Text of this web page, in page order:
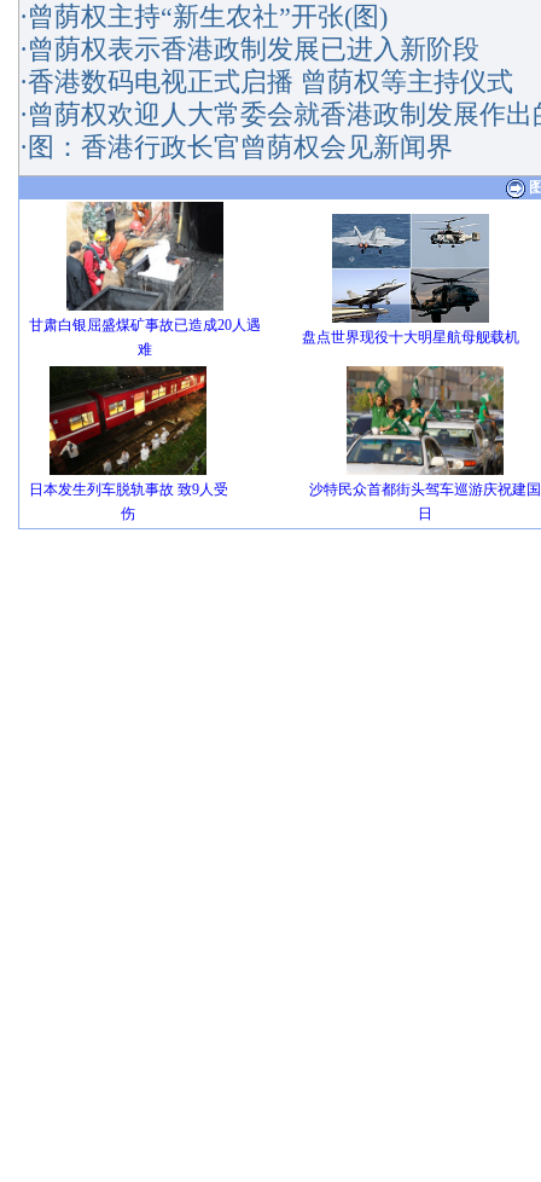
·曾荫权主持“新生农社”开张(图)
·曾荫权表示香港政制发展已进入新阶段
·香港数码电视正式启播 曾荫权等主持仪式
·曾荫权欢迎人大常委会就香港政制发展作出
· 图：香港行政长官曾荫权会见新闻界
甘肃白银屈盛煤矿事故已造成20人遇
难
盘点世界现役十大明星航母舰载机
日本发生列车脱轨事故 致9人受
伤
沙特民众首都街头驾车巡游庆祝建国
日